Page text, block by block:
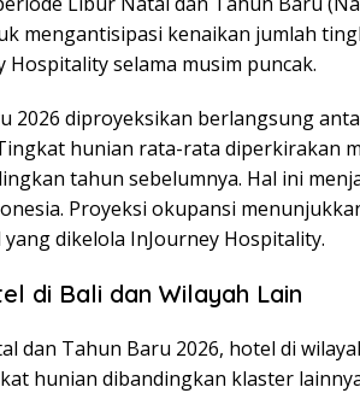
mengantisipasi kenaikan jumlah
Hospitality selama musim puncak.
2026 diproyeksikan berlangsung
hunian rata-rata diperkirakan
tahun sebelumnya. Hal ini
Proyeksi okupansi
dikelola InJourney Hospitality.
di Bali dan Wilayah Lain
dan Tahun Baru 2026, hotel di
hunian dibandingkan klaster